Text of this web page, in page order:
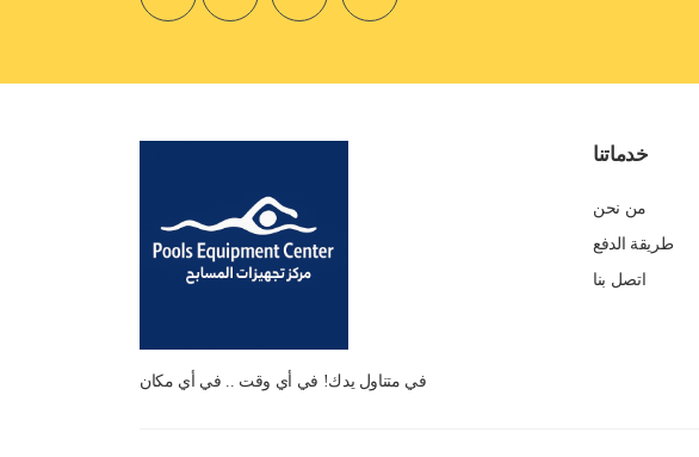
في متناول يدك! في أي وقت .. في أي مكان
خدماتنا
من نحن
طريقة الدفع
اتصل بنا